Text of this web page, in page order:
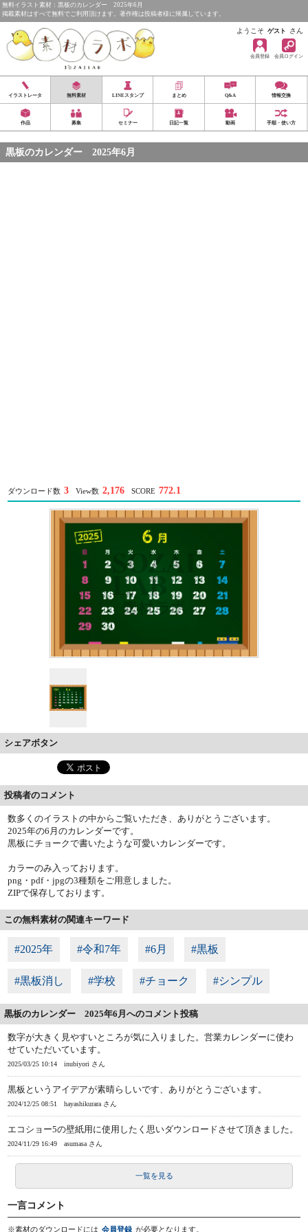
無料イラスト素材：黒板のカレンダー 2025年6月
掲載素材はすべて無料でご利用頂けます。著作権は投稿者様に帰属しています。
ようこそ ゲスト さん
会員登録 会員ログイン
イラストレータ 無料素材 LINEスタンプ まとめ Q&A 情報交換
作品 募集 セミナー 日記一覧 動画 手順・使い方
黒板のカレンダー 2025年6月
ダウンロード数 3 View数 2,176 SCORE 772.1
シェアボタン
投稿者のコメント
数多くのイラストの中からご覧いただき、ありがとうございます。
2025年の6月のカレンダーです。
黒板にチョークで書いたような可愛いカレンダーです。
カラーのみ入っております。
png・pdf・jpgの3種類をご用意しました。
ZIPで保存しております。
この無料素材の関連キーワード
#2025年 #令和7年 #6月 #黒板
#黒板消し #学校 #チョーク #シンプル
黒板のカレンダー 2025年6月へのコメント投稿
数字が大きく見やすいところが気に入りました。営業カレンダーに使わ
せていただいています。
2025/03/25 10:14 inubiyori さん
黒板というアイデアが素晴らしいです、ありがとうございます。
2024/12/25 08:51 hayashikurara さん
エコショー5の壁紙用に使用したく思いダウンロードさせて頂きました。
2024/11/29 16:49 asumasa さん
一覧を見る
一言コメント
※素材のダウンロードには 会員登録 が必要となります。